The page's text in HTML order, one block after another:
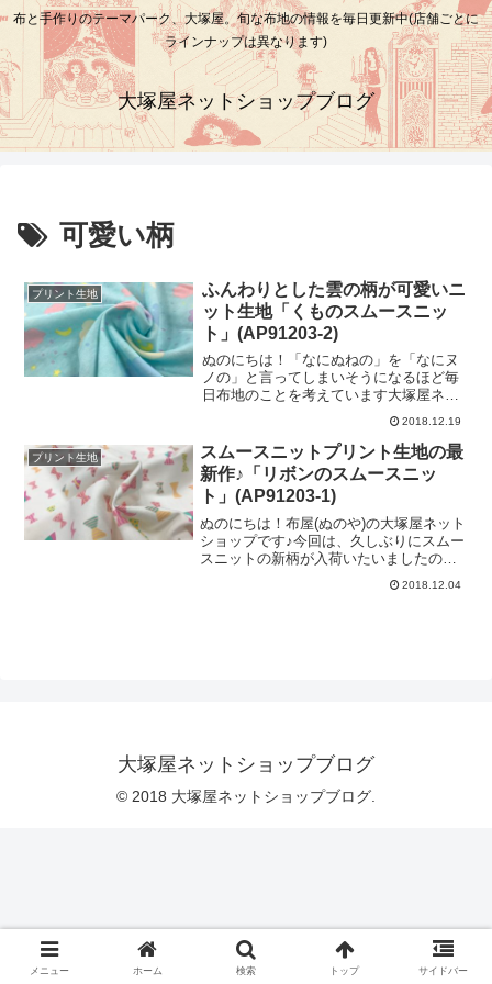
布と手作りのテーマパーク、大塚屋。旬な布地の情報を毎日更新中(店舗ごとに
ラインナップは異なります)
大塚屋ネットショップブログ
可愛い柄
プリント生地
ふんわりとした雲の柄が可愛いニ
ット生地「くものスムースニッ
ト」(AP91203-2)
ぬのにちは！「なにぬねの」を「なにヌ
ノの」と言ってしまいそうになるほど毎
日布地のことを考えています大塚屋ネッ
トショップです。先日の「リボンのスム
ースニット」に続きまして、今回は同素
材の別の柄「くものスムースニット」を
ご紹介いたします。可愛いパステルカラ
ーの「雲柄」を中心として、そのまわり
にお星さまや雨の雫のようなドット柄を
プリントしています。ブルー系の他に、
ピンクと白のカラーもございます♡前回
のリボン柄は主に女の子向けの柄でした
が、今回の柄は男の子・女の子問わずご
使用いただきやすいかと思います♪ぜひ、
2018.12.19
プリント生地
スムースニットプリント生地の最
新作♪「リボンのスムースニッ
ト」(AP91203-1)
ぬのにちは！布屋(ぬのや)の大塚屋ネット
ショップです♪今回は、久しぶりにスムー
スニットの新柄が入荷いたいましたので
ン」で、パステルカラーの優しい色合い
も、こちらの２色のご用意がございま
す。＼ 柔らかなパステルイエロー＆ピ
ンク♡ ／ぜひお子様向けのハンドメイ
ドに、ご活用くださ
2018.12.04
大塚屋ネットショップブログ
© 2018 大塚屋ネットショップブログ.
メニュー ホーム 検索 トップ サイドバー